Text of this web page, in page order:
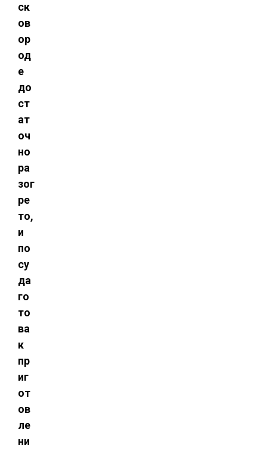
ск
ов
ор
од
е
до
ст
ат
оч
но
ра
зог
ре
то,
и
по
су
да
го
то
ва
к
пр
иг
от
ов
ле
ни